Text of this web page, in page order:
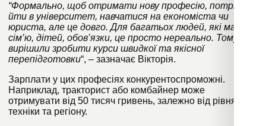
“Формально, щоб отримати нову професію, потрібно
йти в університет, навчатися на економіста чи
юриста, але це довго. Для багатьох людей, які мають
сім’ю, дітей, обов’язки, це просто нереально. Тому ми
вирішили зробити курси швидкої та якісної
перепідготовки“, – зазначає Вікторія.
Зарплати у цих професіях конкурентоспроможні.
Наприклад, тракторист або комбайнер може
отримувати від 50 тисяч гривень, залежно від рівня
техніки та регіону.